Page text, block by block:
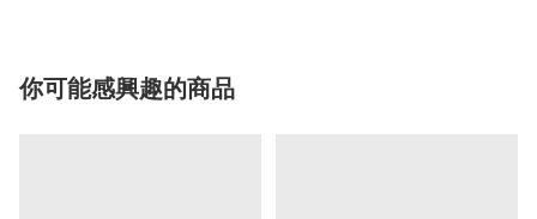
你可能感興趣的商品